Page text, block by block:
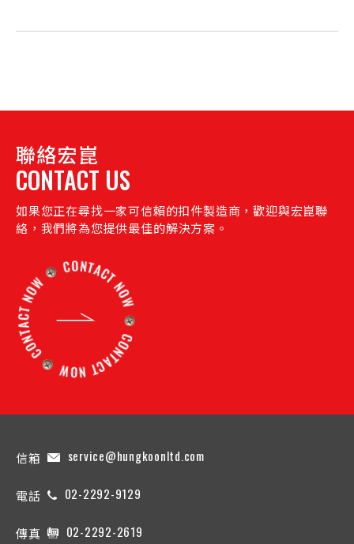
聯絡宏崑
CONTACT US
如果您正在尋找一家可信賴的扣件製造商，歡迎與宏崑聯
絡，我們將為您提供最佳的解決方案。
信箱 service@hungkoonltd.com
電話 02-2292-9129
傳真 02-2292-2619